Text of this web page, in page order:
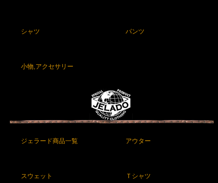
シャツ パンツ
小物,アクセサリー
ジェラード商品一覧 アウター
スウェット Ｔシャツ